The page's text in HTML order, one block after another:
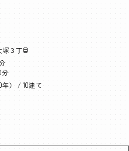
３丁目
分
年） / 10建て